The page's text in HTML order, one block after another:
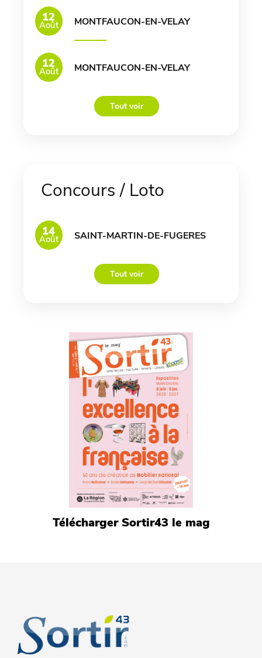
12
Août MONTFAUCON-EN-VELAY
12
Août MONTFAUCON-EN-VELAY
Tout voir
Concours / Loto
14
Août SAINT-MARTIN-DE-FUGERES
Tout voir
Télécharger Sortir43 le mag